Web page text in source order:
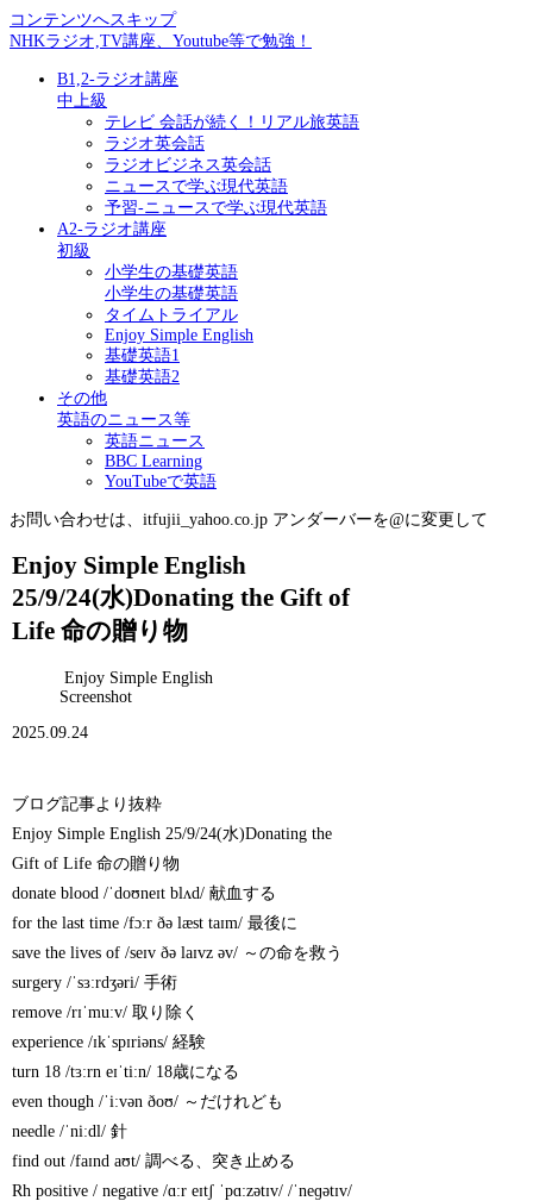
コンテンツへスキップ
NHKラジオ,TV講座、Youtube等で勉強！
B1,2-ラジオ講座
中上級
テレビ 会話が続く！リアル旅英語
ラジオ英会話
ラジオビジネス英会話
ニュースで学ぶ現代英語
予習-ニュースで学ぶ現代英語
A2-ラジオ講座
初級
小学生の基礎英語
小学生の基礎英語
タイムトライアル
Enjoy Simple English
基礎英語1
基礎英語2
その他
英語のニュース等
英語ニュース
BBC Learning
YouTubeで英語
お問い合わせは、itfujii_yahoo.co.jp アンダーバーを@に変更して
Enjoy Simple English
25/9/24(水)Donating the Gift of
Life 命の贈り物
Enjoy Simple English
Screenshot
2025.09.24
ブログ記事より抜粋
Enjoy Simple English 25/9/24(水)Donating the
Gift of Life 命の贈り物
donate blood /ˈdoʊneɪt blʌd/ 献血する
for the last time /fɔːr ðə læst taɪm/ 最後に
save the lives of /seɪv ðə laɪvz əv/ ～の命を救う
surgery /ˈsɜːrdʒəri/ 手術
remove /rɪˈmuːv/ 取り除く
experience /ɪkˈspɪriəns/ 経験
turn 18 /tɜːrn eɪˈtiːn/ 18歳になる
even though /ˈiːvən ðoʊ/ ～だけれども
needle /ˈniːdl/ 針
find out /faɪnd aʊt/ 調べる、突き止める
Rh positive / negative /ɑːr eɪtʃ ˈpɑːzətɪv/ /ˈneɡətɪv/